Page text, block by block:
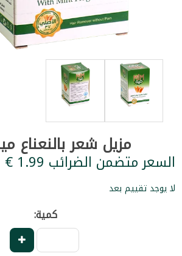
مزيل شعر بالنعناع ميم
السعر متضمن الضرائب ‏1.99 €
لا يوجد تقييم بعد
كمية: